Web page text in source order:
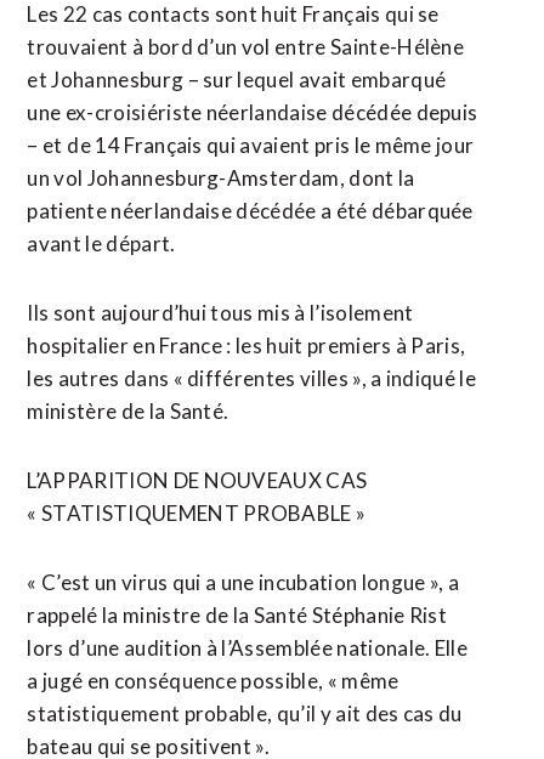
Les 22 cas contacts sont huit Français qui se
trouvaient à bord d’un vol entre Sainte-Hélène
et Johannesburg – sur lequel avait embarqué
une ex-croisiériste néerlandaise décédée depuis
– et ⁠de 14 Français qui avaient pris le même jour
un vol Johannesburg-Amsterdam, dont la
patiente néerlandaise décédée a été débarquée
avant le départ.
Ils sont ⁠aujourd’hui tous mis à l’isolement
hospitalier en France : les huit premiers à Paris,
les autres dans « différentes villes », a indiqué le
ministère de la Santé.
L’APPARITION DE NOUVEAUX CAS
« STATISTIQUEMENT PROBABLE »
« C’est un virus qui a une incubation longue », a
rappelé la ministre de la Santé Stéphanie Rist
lors d’une audition à l’Assemblée nationale. Elle
a jugé en conséquence possible, « même
statistiquement probable, qu’il y ait des cas du
bateau qui se positivent ».